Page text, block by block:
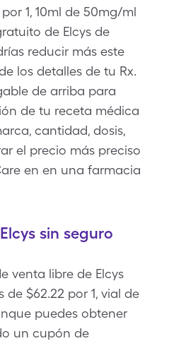
1, 10ml de 50mg/ml
de Elcys de
reducir más este
los detalles de tu Rx.
de arriba para
de tu receta médica
cantidad, dosis,
el precio más preciso
en en una farmacia
sin seguro
venta libre de Elcys
$62.22 por 1, vial de
puedes obtener
un cupón de